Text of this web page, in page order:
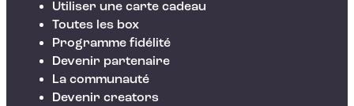
Utiliser une carte cadeau
Toutes les box
Programme fidélité
Devenir partenaire
La communauté
Devenir creators